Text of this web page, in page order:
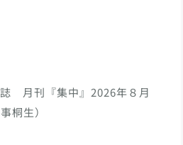
誌 月刊『集中』2026年８月
桐生）